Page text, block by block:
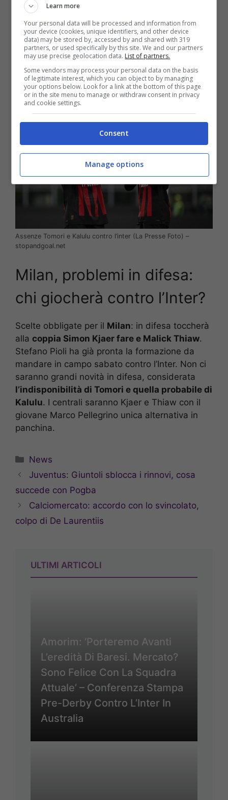
giorni a nuovi accertamenti. Una sua
convocazione è praticamente impossibile per il
derby contro l’Inter. Pioli perde, dunque, un
nuovo centrale difensivo dopo Tomori. Kalulu ha
fermo per questa settimana.
Assenze Tomori e Kalulu contro l’inter (La Presse Foto) –
stopandgoal.net
Milan, problemi in difesa:
chi giocherà contro l’Inter?
Scelte obbligate per il Milan: in difesa toccherà
alla coppia Simon Kjaer fare e Malick Thiaw.
Stefano Pioli ha già pronta la formazione da
mandare in campo sabato contro l’Inter. Non ci
saranno grandi novità in difesa, considerata
l’indisponibilità di Tomori e quella probabile di
Kalulu. I centrali saranno Kjaer e Thiaw con il
giovane Marco Pellegrino unica alternativa in
panchina.
Categorie
News
Juventus: Giuntoli sblocca i rinnovi, cosa
succede con Pogba
Calciomercato: accordo con lo svincolato,
colpo di De Laurentiis
ULTIMI ARTICOLI
Amorim: ‘Porteremo Avanti
L’eredità Di Baresi. Mercato?
Sono Felice Con La Squadra
Attuale’ – Conferenza Stampa
Pre-Derby Contro L’Inter In
Australia
Learn more
Your personal data will be processed and information from
your device (cookies, unique identifiers, and other device
data) may be stored by, accessed by and shared with 319
partners, or used specifically by this site. We and our partners
may use precise geolocation data. List of partners.
Some vendors may process your personal data on the basis
of legitimate interest, which you can object to by managing
your options below. Look for a link at the bottom of this page
or in the site menu to manage or withdraw consent in privacy
and cookie settings.
Consent
Manage options